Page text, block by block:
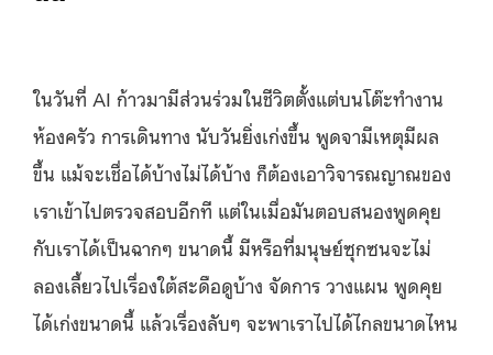
ในวันที่ AI ก้าวมามีส่วนร่วมในชีวิตตั้งแต่บนโต๊ะทำงาน
ห้องครัว การเดินทาง นับวันยิ่งเก่งขึ้น พูดจามีเหตุมีผล
ขึ้น แม้จะเชื่อได้บ้างไม่ได้บ้าง ก็ต้องเอาวิจารณญาณของ
เราเข้าไปตรวจสอบอีกที แต่ในเมื่อมันตอบสนองพูดคุย
กับเราได้เป็นฉากๆ ขนาดนี้ มีหรือที่มนุษย์ซุกซนจะไม่
ลองเลี้ยวไปเรื่องใต้สะดือดูบ้าง จัดการ วางแผน พูดคุย
ได้เก่งขนาดนี้ แล้วเรื่องลับๆ จะพาเราไปได้ไกลขนาดไหน